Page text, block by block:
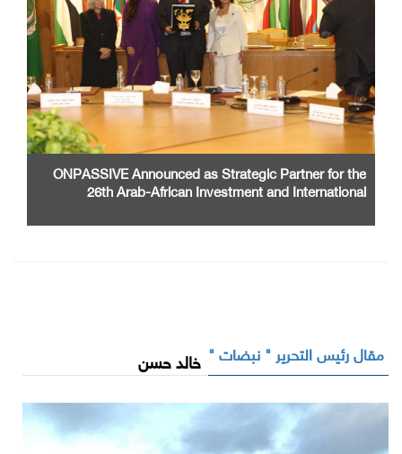
ONPASSIVE Announced as Strategic Partner for the
26th Arab-African Investment and International
مقال رئيس التحرير " نبضات " خالد حسن